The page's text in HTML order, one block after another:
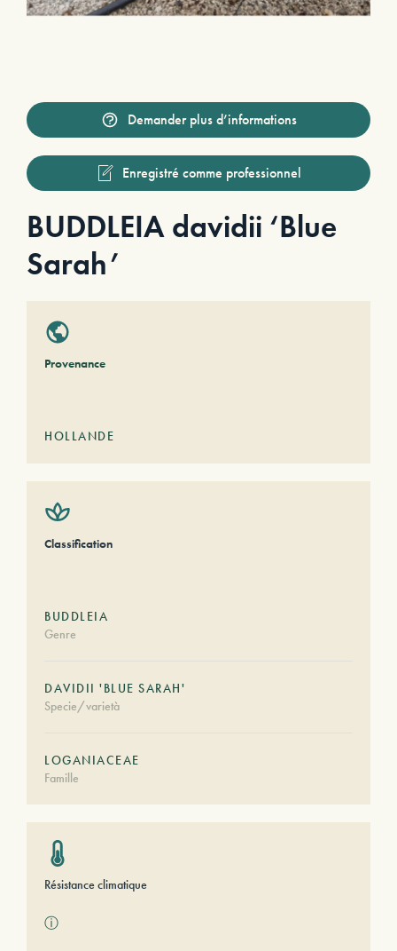
Demander plus d’informations
Enregistré comme professionnel
BUDDLEIA davidii ‘Blue
Sarah’
Provenance
HOLLANDE
Classification
BUDDLEIA
Genre
DAVIDII 'BLUE SARAH'
Specie/varietà
LOGANIACEAE
Famille
Résistance climatique
ⓘ